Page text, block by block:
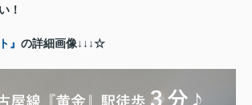
！
』 の詳細画像↓↓↓☆